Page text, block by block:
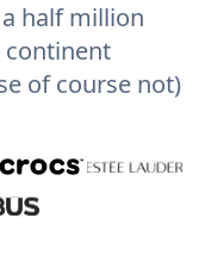
half million
continent
of course not)